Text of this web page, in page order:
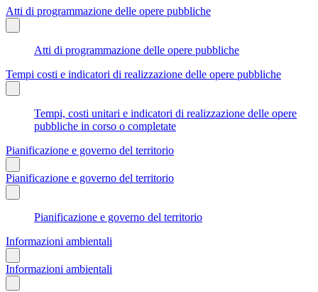
Atti di programmazione delle opere pubbliche
Atti di programmazione delle opere pubbliche
Tempi costi e indicatori di realizzazione delle opere pubbliche
Tempi, costi unitari e indicatori di realizzazione delle opere
pubbliche in corso o completate
Pianificazione e governo del territorio
Pianificazione e governo del territorio
Pianificazione e governo del territorio
Informazioni ambientali
Informazioni ambientali